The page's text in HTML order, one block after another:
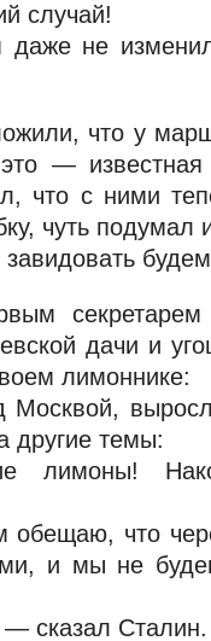
случай!
даже не
что у
— известная
что с ними
чуть подумал
дачи и
лимоннике:
другие темы:
лимоны!
что
и мы не
сказал Сталин.